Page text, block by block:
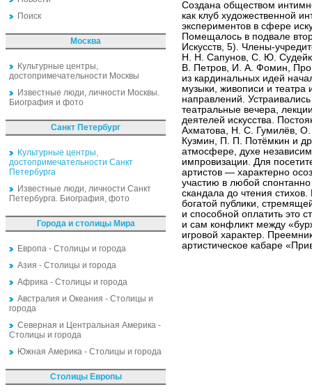
Поиск
Москва
Культурные центры,
достопримечательности Москвы
Известные люди, личности Москвы.
Биография и фото
Санкт Петербург
Культурные центры,
достопримечательности Санкт
Петербурга
Известные люди, личности Санкт
Петербурга. Биография, фото
Города и столицы Мира
Европа - Столицы и города
Азия - Столицы и города
Африка - Столицы и города
Австралия и Океания - Столицы и
города
Северная и Центральная Америка -
Столицы и города
Южная Америка - Столицы и города
Столицы Европы
Создана обществом
как клуб художественной
экспериментов в сфере
Помещалось в подвале
Искусств, 5). Члены-
Н. Н. Сапунов, С. Ю.
В. Петров, И. А. Фомин,
из кардинальных идей
музыки, живописи и
направлений.
театральные вечера,
деятелей искусства.
Ахматова, Н. С. Гумилёв,
Кузмин, П. П. Потёмкин и
атмосфере, духе
импровизации. Для
артистов — характерно
участию в любой
скандала до чтения
богатой публики,
и способной оплатить это
и сам конфликт между
игровой характер.
артистическое кабаре